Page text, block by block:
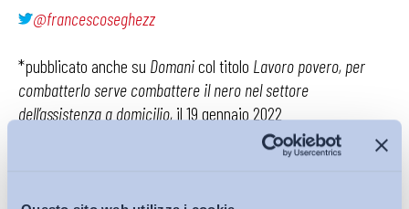
@francescoseghezz
*pubblicato anche su Domanicol titolo Lavoro povero, per
combatterlo serve combattere il nero nel settore
dell’assistenza a domicilio, il 19 gennaio 2022